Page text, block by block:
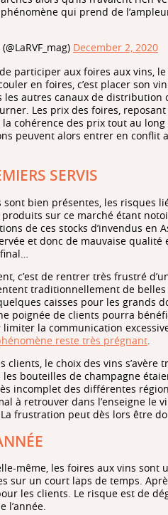
qui prend de
December 2, 2020
participer aux foires aux vins,
en foires, c’est placer son
autres canaux de distribution
Les prix des foires,
cohérence des prix tout au long
peuvent alors entrer en conflit
SERVIS
bien présentes, les risques
sur ce marché étant
de ces stocks d’invendus en
et donc de mauvaise qualité
c’est de rentrer très frustré
traditionnellement de belles
caisses pour les grands
poignée de clients pourra
la communication
reste très prégnant
le choix des vins s’avère
bouteilles de champagne
incomplet des différentes
à retrouver dans l’enseigne le
frustration peut dès lors être
même, les foires aux vins sont
sur un court laps de temps.
les clients. Le risque est de
l’année.